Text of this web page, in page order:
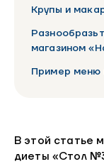
Крупы и
магазином
Пример меню
В этой статье
диеты «Стол